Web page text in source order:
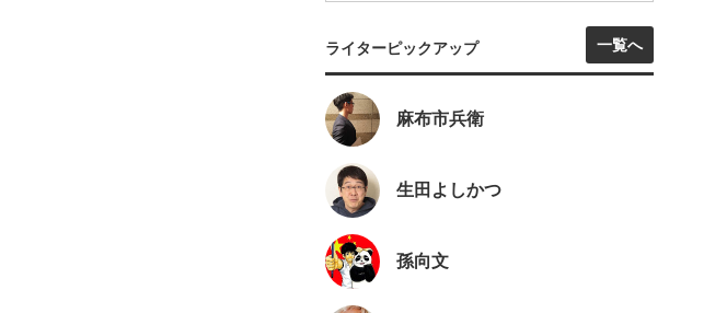
ライターピックアップ 一覧へ
麻布市兵衛
生田よしかつ
孫向文